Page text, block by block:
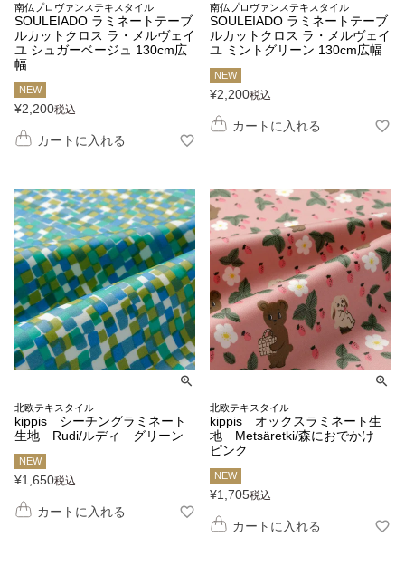
南仏プロヴァンステキスタイル
SOULEIADO ラミネートテーブ
ルカットクロス ラ・メルヴェイ
ユ シュガーベージュ 130cm広
幅
NEW
¥2,200税込
カートに入れる
南仏プロヴァンステキスタイル
SOULEIADO ラミネートテーブ
ルカットクロス ラ・メルヴェイ
ユ ミントグリーン 130cm広幅
NEW
¥2,200税込
カートに入れる
北欧テキスタイル
kippis シーチングラミネート
生地 Rudi/ルディ グリーン
NEW
¥1,650税込
カートに入れる
北欧テキスタイル
kippis オックスラミネート生
地 Metsäretki/森におでかけ
ピンク
NEW
¥1,705税込
カートに入れる